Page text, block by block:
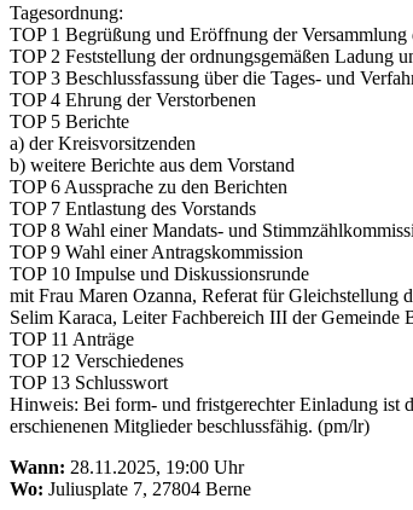
Tagesordnung:
TOP 1 Begrüßung und Eröffnung der
TOP 2 Feststellung der ordnungsgemäßen Ladung
TOP 3 Beschlussfassung über die Tages- und
TOP 4 Ehrung der Verstorbenen
TOP 5 Berichte
a) der Kreisvorsitzenden
b) weitere Berichte aus dem Vorstand
TOP 6 Aussprache zu den Berichten
TOP 7 Entlastung des Vorstands
TOP 8 Wahl einer Mandats- und
TOP 9 Wahl einer Antragskommission
TOP 10 Impulse und Diskussionsrunde
mit Frau Maren Ozanna, Referat für Gleichstellung
Selim Karaca, Leiter Fachbereich III der Gemeinde
TOP 11 Anträge
TOP 12 Verschiedenes
TOP 13 Schlusswort
Hinweis: Bei form- und fristgerechter Einladung ist
erschienenen Mitglieder beschlussfähig. (pm/lr)
Wann: 28.11.2025, 19:00 Uhr
Wo: Juliusplate 7, 27804 Berne